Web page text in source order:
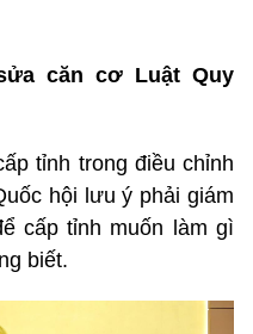
căn cơ Luật Quy
tỉnh trong điều chỉnh
hội lưu ý phải giám
cấp tỉnh muốn làm gì
biết.